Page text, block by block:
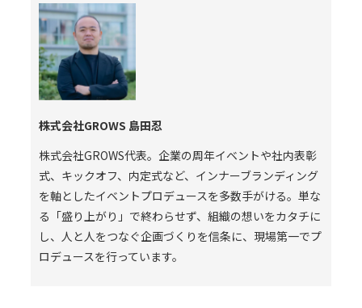
株式会社GROWS 島田忍
株式会社GROWS代表。企業の周年イベントや社内表彰
式、キックオフ、内定式など、インナーブランディング
を軸としたイベントプロデュースを多数手がける。単な
る「盛り上がり」で終わらせず、組織の想いをカタチに
し、人と人をつなぐ企画づくりを信条に、現場第一でプ
ロデュースを行っています。